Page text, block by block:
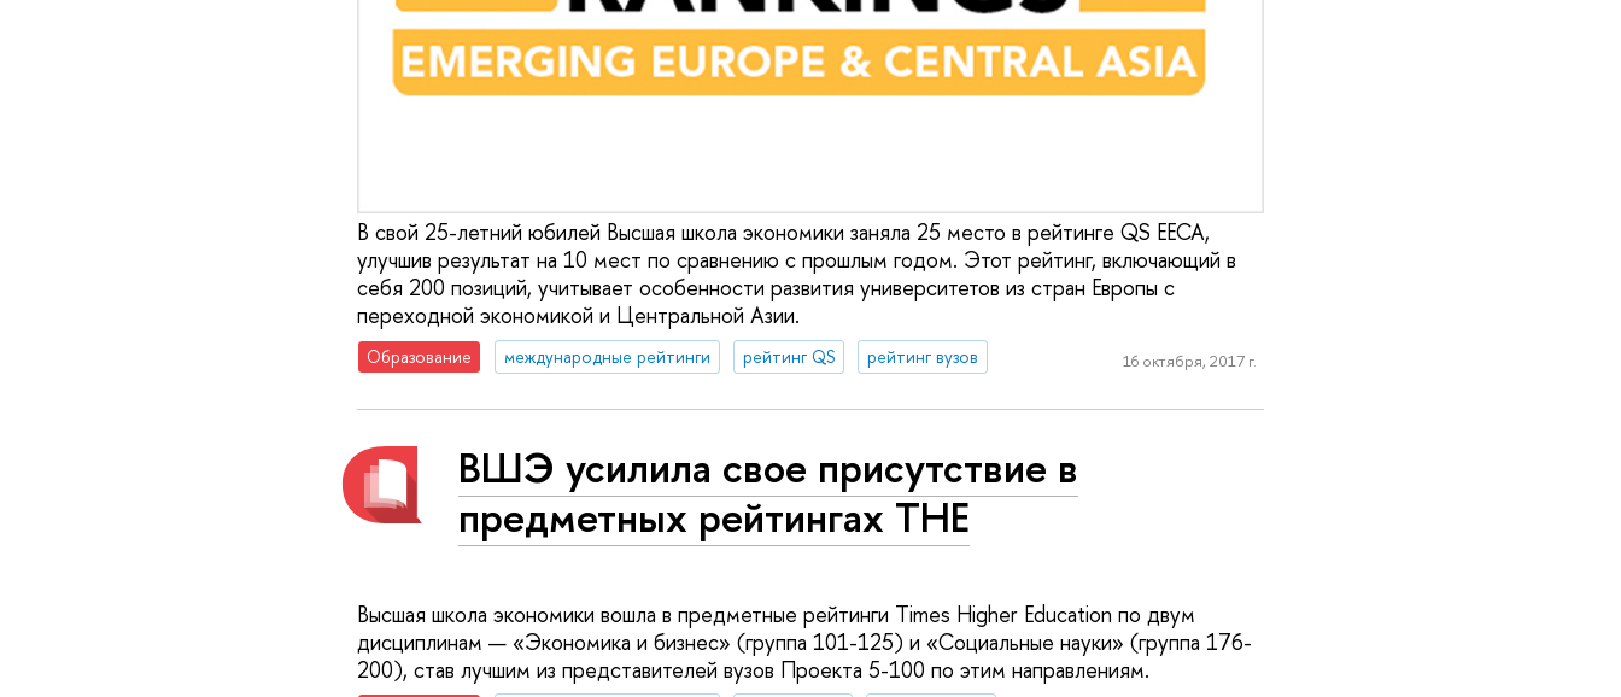
В свой 25-летний юбилей Высшая школа экономики заняла 25 место в рейтинге QS EECA,
улучшив результат на 10 мест по сравнению с прошлым годом. Этот рейтинг, включающий в
себя 200 позиций, учитывает особенности развития университетов из стран Европы с
переходной экономикой и Центральной Азии.
Образование международные рейтинги рейтинг QS рейтинг вузов 16 октября, 2017 г.
ВШЭ усилила свое присутствие в
предметных рейтингах ТНЕ
Высшая школа экономики вошла в предметные рейтинги Times Higher Education по двум
дисциплинам — «Экономика и бизнес» (группа 101-125) и «Социальные науки» (группа 176-
200), став лучшим из представителей вузов Проекта 5-100 по этим направлениям.